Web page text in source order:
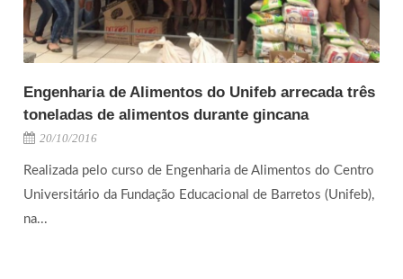
Engenharia de Alimentos do Unifeb arrecada três
toneladas de alimentos durante gincana
20/10/2016
Realizada pelo curso de Engenharia de Alimentos do Centro
Universitário da Fundação Educacional de Barretos (Unifeb),
na...